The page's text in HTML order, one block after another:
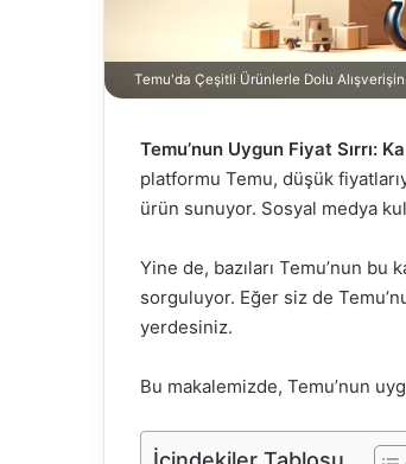
Temu'da Çeşitli Ürünlerle Dolu Alışverişin
Temu’nun Uygun Fiyat Sırrı:
platformu Temu, düşük
ürün sunuyor. Sosyal medya
Yine de, bazıları Temu’nun
sorguluyor. Eğer siz de
yerdesiniz.
Bu makalemizde, Temu’nun